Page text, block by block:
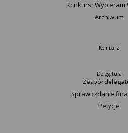
Konkurs „Wybieram
Archiwum
Komisarz
Delegatura
Zespół
Sprawozdanie
Petycje